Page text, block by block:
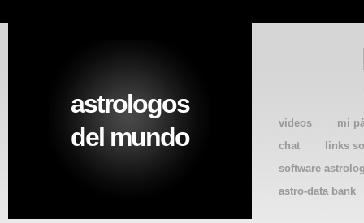
videos
mi
chat
links
software
astro-data bank
astrologos
del mundo